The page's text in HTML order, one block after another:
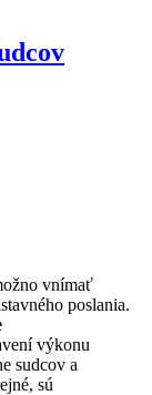
vnímať
poslania.
výkonu
sudcov a
sú